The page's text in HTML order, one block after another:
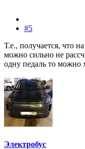
#5
Т.е., получается, что
можно сильно не
одну педаль то можно
Электробус